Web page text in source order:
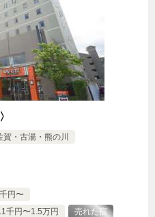
賀・古湯・熊の川
円〜
千円〜1.5万円
売れた宿